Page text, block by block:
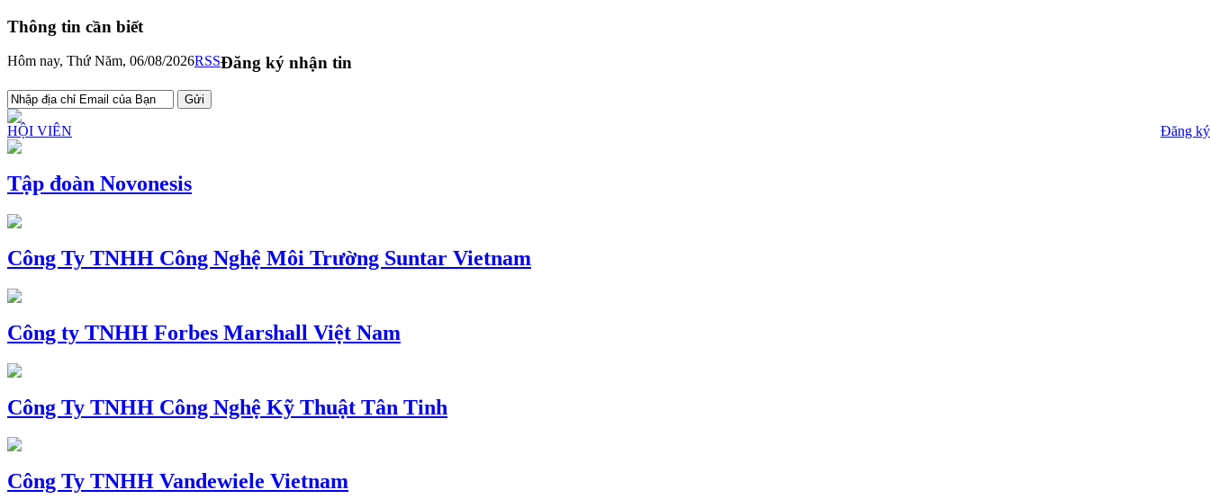
Thông tin cần biết
Hôm nay, Thứ Năm, 06/08/2026RSSĐăng ký nhận tin
HỘI VIÊN Đăng ký
Tập đoàn Novonesis
Công Ty TNHH Công Nghệ Môi Trường Suntar Vietnam
Công ty TNHH Forbes Marshall Việt Nam
Công Ty TNHH Công Nghệ Kỹ Thuật Tân Tinh
Công Ty TNHH Vandewiele Vietnam